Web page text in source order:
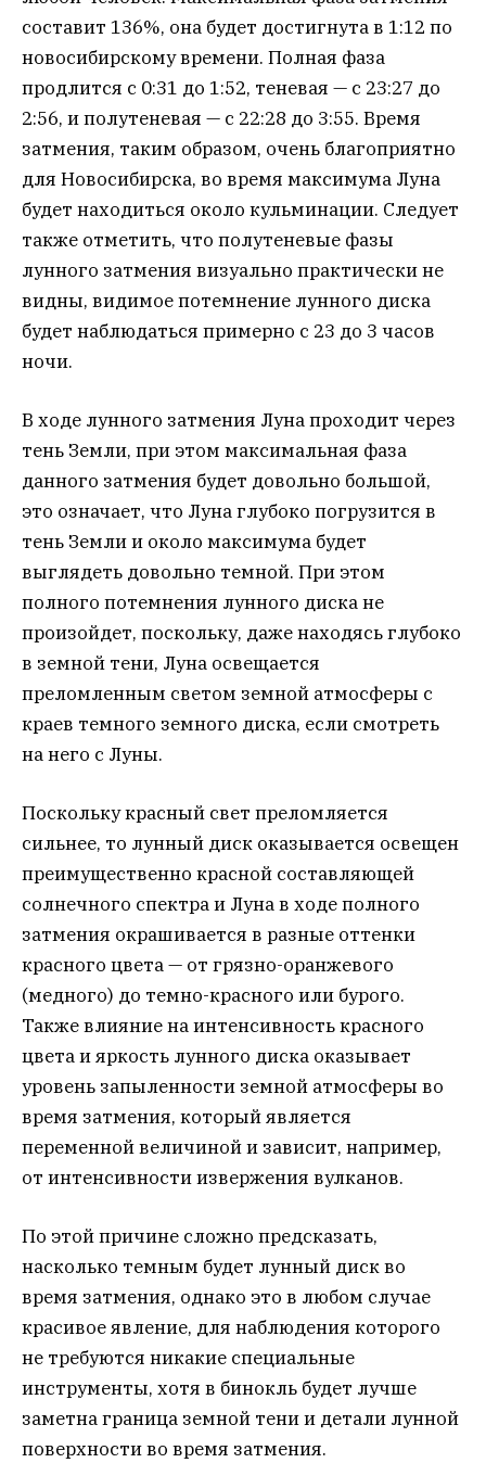
составит 136%, она будет достигнута в 1:12 по
новосибирскому времени. Полная фаза
продлится с 0:31 до 1:52, теневая — с 23:27 до
2:56, и полутеневая — с 22:28 до 3:55. Время
затмения, таким образом, очень благоприятно
для Новосибирска, во время максимума Луна
будет находиться около кульминации. Следует
также отметить, что полутеневые фазы
лунного затмения визуально практически не
видны, видимое потемнение лунного диска
будет наблюдаться примерно с 23 до 3 часов
ночи.
В ходе лунного затмения Луна проходит через
тень Земли, при этом максимальная фаза
данного затмения будет довольно большой,
это означает, что Луна глубоко погрузится в
тень Земли и около максимума будет
выглядеть довольно темной. При этом
полного потемнения лунного диска не
произойдет, поскольку, даже находясь глубоко
в земной тени, Луна освещается
преломленным светом земной атмосферы с
краев темного земного диска, если смотреть
на него с Луны.
Поскольку красный свет преломляется
сильнее, то лунный диск оказывается освещен
преимущественно красной составляющей
солнечного спектра и Луна в ходе полного
затмения окрашивается в разные оттенки
красного цвета — от грязно-оранжевого
(медного) до темно-красного или бурого.
Также влияние на интенсивность красного
цвета и яркость лунного диска оказывает
уровень запыленности земной атмосферы во
время затмения, который является
переменной величиной и зависит, например,
от интенсивности извержения вулканов.
По этой причине сложно предсказать,
насколько темным будет лунный диск во
время затмения, однако это в любом случае
красивое явление, для наблюдения которого
не требуются никакие специальные
инструменты, хотя в бинокль будет лучше
заметна граница земной тени и детали лунной
поверхности во время затмения.